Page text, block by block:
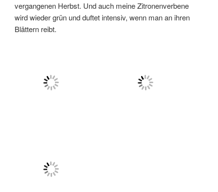
vergangenen Herbst. Und auch meine Zitronenverbene
wird wieder grün und duftet intensiv, wenn man an ihren
Blättern reibt.